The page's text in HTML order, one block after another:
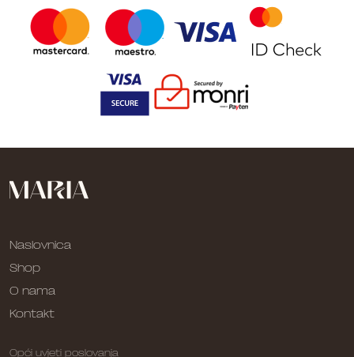
Naslovnica
Shop
O nama
Kontakt
Opći uvjeti poslovanja